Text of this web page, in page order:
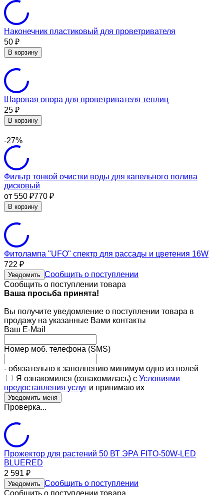
Наконечник пластиковый для проветривателя
50 ₽
В корзину
Шаровая опора для проветривателя теплиц
25 ₽
В корзину
-27%
Фильтр тонкой очистки воды для капельного полива
дисковый
от 550 ₽770 ₽
В корзину
Фитолампа "UFO" спектр для рассады и цветения 16W
722 ₽
Уведомить Сообщить о поступлении
Сообщить о поступлении товара
Ваша просьба принята!
Вы получите уведомление о поступлении товара в
продажу на указанные Вами контакты
Ваш E-Mail
Номер моб. телефона (SMS)
- обязательно к заполнению минимум одно из полей
Я ознакомился (ознакомилась) с Условиями
предоставления услуг и принимаю их
Проверка...
Прожектор для растений 50 ВТ ЭРА FITO-50W-LED
BLUERED
2 591 ₽
Уведомить Сообщить о поступлении
Сообщить о поступлении товара